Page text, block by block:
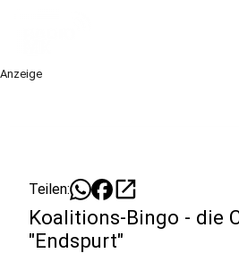
Anzeige
Teilen: open_in_new
Koalitions-Bingo - die
"Endspurt"